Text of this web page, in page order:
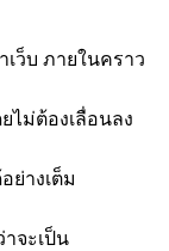
ว็บ ภายในคราว
ไม่ต้องเลื่อนลง
ย่างเต็ม
จะเป็น